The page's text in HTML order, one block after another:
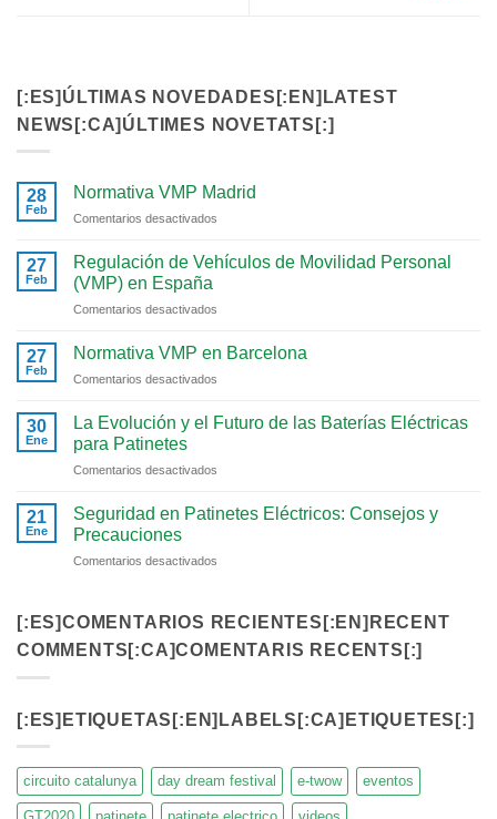
[:ES]ÚLTIMAS NOVEDADES[:EN]LATEST
NEWS[:CA]ÚLTIMES NOVETATS[:]
28
Feb
Normativa VMP Madrid
Comentarios desactivados
VMP
27
Feb
Regulación de Vehículos de Movilidad Personal
(VMP) en España
Comentarios desactivados
de
Personal
27
Feb
Normativa VMP en Barcelona
Comentarios desactivados
VMP
30
Ene
La Evolución y el Futuro de las Baterías Eléctricas
para Patinetes
Comentarios desactivados
Evolución
Baterías
para
21
Ene
Seguridad en Patinetes Eléctricos: Consejos y
Precauciones
Comentarios desactivados
Patinetes
Consejos
[:ES]COMENTARIOS RECIENTES[:EN]RECENT
COMMENTS[:CA]COMENTARIS RECENTS[:]
[:ES]ETIQUETAS[:EN]LABELS[:CA]ETIQUETES[:]
circuito catalunya day dream festival e-twow eventos